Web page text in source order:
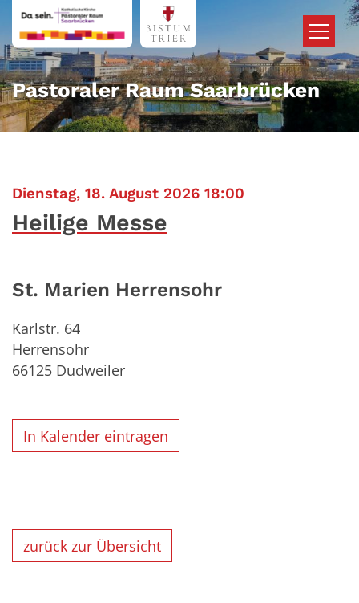
Zum Inhalt springen
Pastoraler Raum Saarbrücken
Dienstag, 18. August 2026 18:00
Heilige Messe
St. Marien Herrensohr
Karlstr. 64
Herrensohr
66125 Dudweiler
In Kalender eintragen
zurück zur Übersicht